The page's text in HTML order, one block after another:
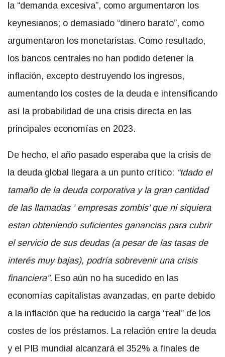
la “demanda excesiva”, como argumentaron los
keynesianos; o demasiado “dinero barato”, como
argumentaron los monetaristas. Como resultado,
los bancos centrales no han podido detener la
inflación, excepto destruyendo los ingresos,
aumentando los costes de la deuda e intensificando
así la probabilidad de una crisis directa en las
principales economías en 2023.
De hecho, el año pasado esperaba que la crisis de
la deuda global llegara a un punto crítico: “tdado el
tamaño de la deuda corporativa y la gran cantidad
de las llamadas ‘ empresas zombis’ que ni siquiera
estan obteniendo suficientes ganancias para cubrir
el servicio de sus deudas (a pesar de las tasas de
interés muy bajas), podría sobrevenir una crisis
financiera”. Eso aún no ha sucedido en las
economías capitalistas avanzadas, en parte debido
a la inflación que ha reducido la carga “real” de los
costes de los préstamos. La relación entre la deuda
y el PIB mundial alcanzará el 352% a finales de